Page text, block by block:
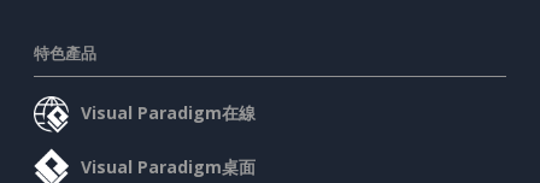
特色產品
Visual Paradigm在線
Visual Paradigm桌面